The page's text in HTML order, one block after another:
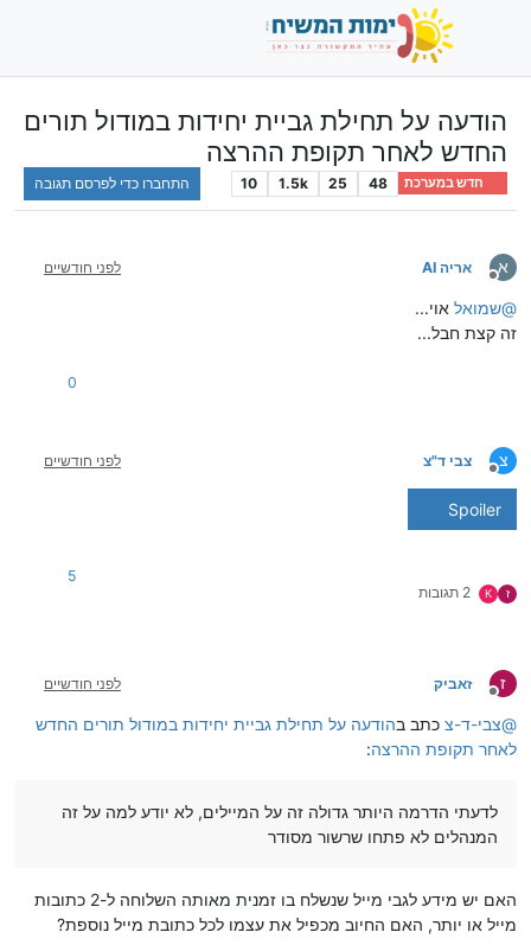
הודעה על תחילת גביית יחידות במודול תורים
החדש לאחר תקופת ההרצה
חדש במערכת 48
25
1.5k
10 התחברו כדי לפרסם תגובה
א
מנותק
אריה AI לפני חודשיים
@שמואל אוי...
זה קצת חבל...
0
צ
מנותק
צבי ד"צ לפני חודשיים
Spoiler
ז K 2 תגובות
5
ז
מנותק
זאביק לפני חודשיים
@צבי-ד-צ כתב בהודעה על תחילת גביית יחידות במודול תורים החדש
לאחר תקופת ההרצה:
לדעתי הדרמה היותר גדולה זה על המיילים, לא יודע למה על זה
המנהלים לא פתחו שרשור מסודר
האם יש מידע לגבי מייל שנשלח בו זמנית מאותה השלוחה ל-2 כתובות
מייל או יותר, האם החיוב מכפיל את עצמו לכל כתובת מייל נוספת?